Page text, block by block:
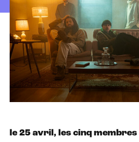
le 25 avril, les cinq membres